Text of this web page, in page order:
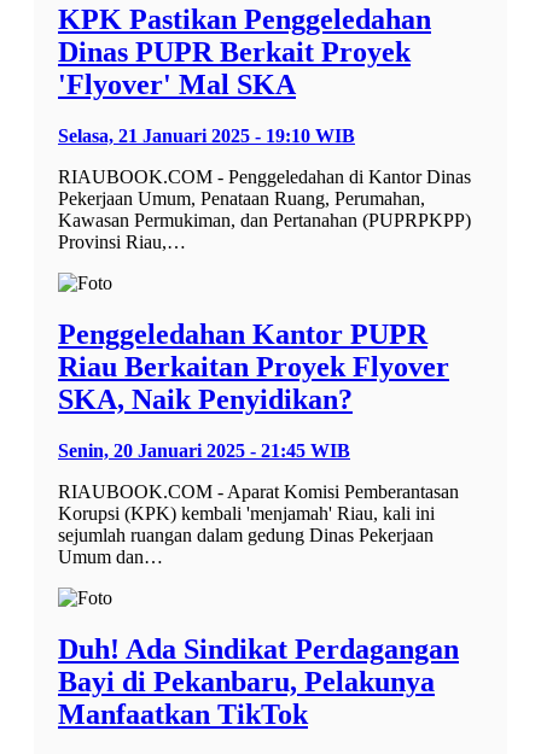
KPK Pastikan Penggeledahan
Dinas PUPR Berkait Proyek
'Flyover' Mal SKA
Selasa, 21 Januari 2025 - 19:10 WIB
RIAUBOOK.COM - Penggeledahan di Kantor Dinas
Pekerjaan Umum, Penataan Ruang, Perumahan,
Kawasan Permukiman, dan Pertanahan (PUPRPKPP)
Provinsi Riau,…
Penggeledahan Kantor PUPR
Riau Berkaitan Proyek Flyover
SKA, Naik Penyidikan?
Senin, 20 Januari 2025 - 21:45 WIB
RIAUBOOK.COM - Aparat Komisi Pemberantasan
Korupsi (KPK) kembali 'menjamah' Riau, kali ini
sejumlah ruangan dalam gedung Dinas Pekerjaan
Umum dan…
Duh! Ada Sindikat Perdagangan
Bayi di Pekanbaru, Pelakunya
Manfaatkan TikTok